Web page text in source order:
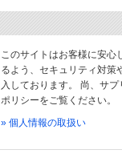
このサイトはお客様に安心
るよう、セキュリティ対策
入しております。 尚、サ
ポリシーをご覧ください。
» 個人情報の取扱い